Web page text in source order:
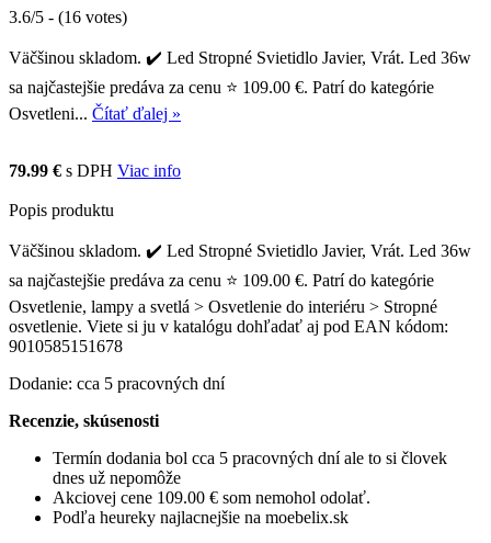
3.6/5 - (16 votes)
Väčšinou skladom. ✔️ Led Stropné Svietidlo Javier, Vrát. Led 36w
sa najčastejšie predáva za cenu ⭐ 109.00 €. Patrí do kategórie
Osvetleni... Čítať ďalej »
79.99 € s DPH Viac info
Popis produktu
Väčšinou skladom. ✔️ Led Stropné Svietidlo Javier, Vrát. Led 36w
sa najčastejšie predáva za cenu ⭐ 109.00 €. Patrí do kategórie
Osvetlenie, lampy a svetlá > Osvetlenie do interiéru > Stropné
osvetlenie. Viete si ju v katalógu dohľadať aj pod EAN kódom:
9010585151678
Dodanie: cca 5 pracovných dní
Recenzie, skúsenosti
Termín dodania bol cca 5 pracovných dní ale to si človek
dnes už nepomôže
Akciovej cene 109.00 € som nemohol odolať.
Podľa heureky najlacnejšie na moebelix.sk